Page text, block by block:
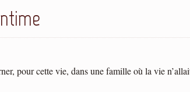
pour cette vie, dans une famille où la vie